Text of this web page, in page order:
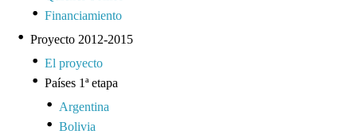
Financiamiento
Proyecto 2012-2015
El proyecto
Países 1ª etapa
Argentina
Bolivia